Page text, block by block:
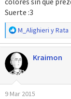
Suerte :3
R
e
a
c
c
i
o
n
M_Alighieri yRata
Kraimon
9 Mar 2015